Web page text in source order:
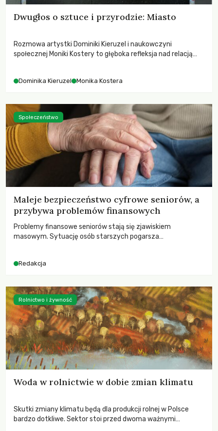
Dwugłos o sztuce i przyrodzie: Miasto
Rozmowa artystki Dominiki Kieruzel i naukowczyni
społecznej Moniki Kostery to głęboka refleksja nad relacją
Dominika Kieruzel Monika Kostera
Maleje bezpieczeństwo cyfrowe seniorów, a
przybywa problemów finansowych
Problemy finansowe seniorów stają się zjawiskiem
masowym. Sytuację osób starszych pogarsza
Redakcja
Społeczeństwo
Woda w rolnictwie w dobie zmian klimatu
Skutki zmiany klimatu będą dla produkcji rolnej w Polsce
bardzo dotkliwe. Sektor stoi przed dwoma ważnymi
Rolnictwo i żywność